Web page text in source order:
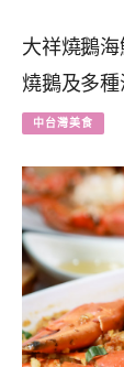
大祥燒鵝
燒鵝及多種
中台灣美食